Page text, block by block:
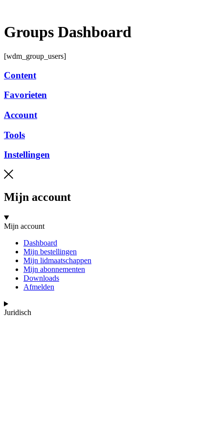
de
inhoud
Groups Dashboard
[wdm_group_users]
Content
Favorieten
Account
Tools
Instellingen
Mijn account
Mijn account
Dashboard
Mijn bestellingen
Mijn lidmaatschappen
Mijn abonnementen
Downloads
Afmelden
Juridisch